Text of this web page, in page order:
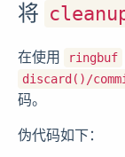
将
在使用 ringbuf
discard()/
码。
伪代码如下：